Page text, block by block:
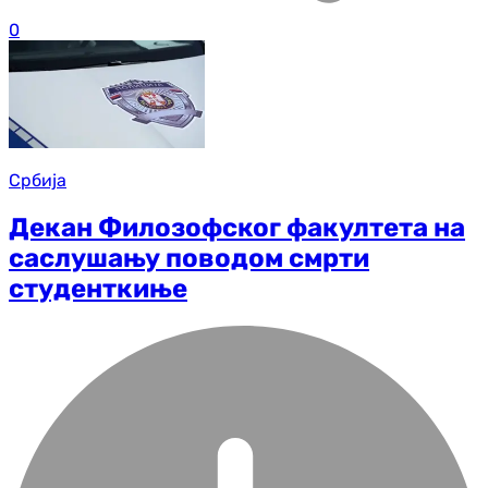
0
Србија
Декан Филозофског факултета на
саслушању поводом смрти
студенткиње